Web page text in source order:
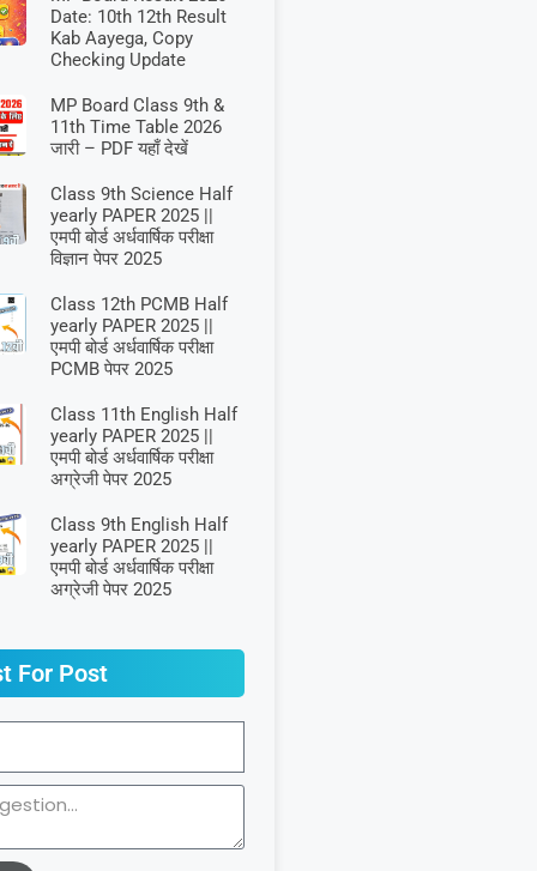
Date: 10th 12th Result
Kab Aayega, Copy
Checking Update
MP Board Class 9th &
11th Time Table 2026
जारी – PDF यहाँ देखें
Class 9th Science Half
yearly PAPER 2025 ||
एमपी बोर्ड अर्धवार्षिक परीक्षा
विज्ञान पेपर 2025
Class 12th PCMB Half
yearly PAPER 2025 ||
एमपी बोर्ड अर्धवार्षिक परीक्षा
PCMB पेपर 2025
Class 11th English Half
yearly PAPER 2025 ||
एमपी बोर्ड अर्धवार्षिक परीक्षा
अग्रेजी पेपर 2025
Class 9th English Half
yearly PAPER 2025 ||
एमपी बोर्ड अर्धवार्षिक परीक्षा
अग्रेजी पेपर 2025
For Post